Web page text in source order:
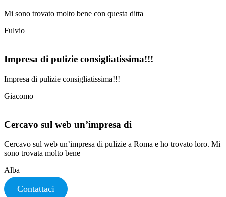
Mi sono trovato molto bene con questa ditta
Fulvio
Impresa di pulizie consigliatissima!!!
Impresa di pulizie consigliatissima!!!
Giacomo
Cercavo sul web un’impresa di
Cercavo sul web un’impresa di pulizie a Roma e ho trovato loro. Mi
sono trovata molto bene
Alba
Contattaci